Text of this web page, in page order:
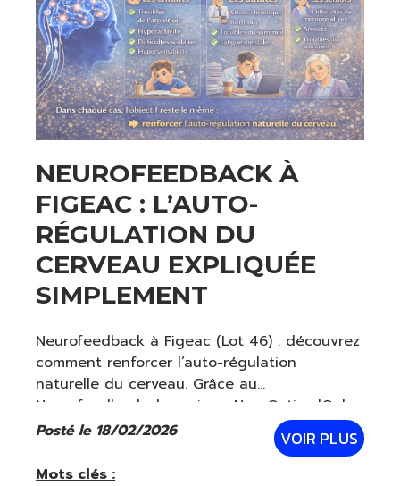
NEUROFEEDBACK À
FIGEAC : L’AUTO-
RÉGULATION DU
CERVEAU EXPLIQUÉE
SIMPLEMENT
Neurofeedback à Figeac (Lot 46) : découvrez
comment renforcer l’auto-régulation
naturelle du cerveau. Grâce au
Neurofeedback dynamique NeurOptimal®, le
cerveau apprend à ajuster son propre
“thermostat interne” pour mieux gérer le
stress, améliorer le som
Posté le 18/02/2026 VOIR PLUS
Mots clés :